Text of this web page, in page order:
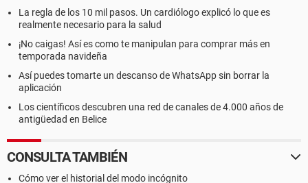
La regla de los 10 mil pasos. Un cardiólogo explicó lo que es
realmente necesario para la salud
¡No caigas! Así es como te manipulan para comprar más en
temporada navideña
Así puedes tomarte un descanso de WhatsApp sin borrar la
aplicación
Los científicos descubren una red de canales de 4.000 años de
antigüedad en Belice
CONSULTA TAMBIÉN
Cómo ver el historial del modo incógnito